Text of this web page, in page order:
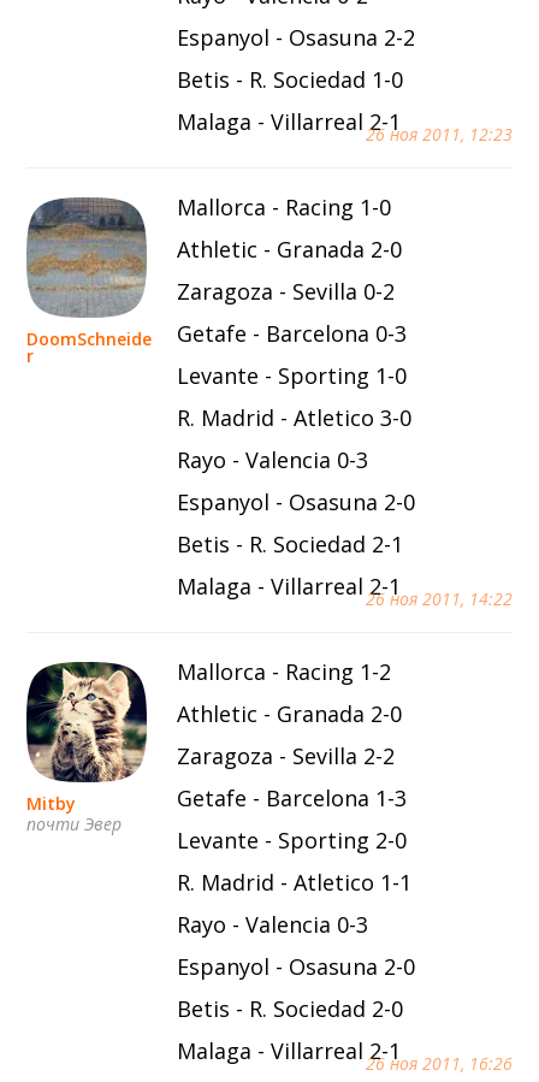
26 ноя 2011, 12:23
Espanyol - Osasuna 2-2
Betis - R. Sociedad 1-0
Malaga - Villarreal 2-1
DoomSchneide
r
26 ноя 2011, 14:22
Mallorca - Racing 1-0
Athletic - Granada 2-0
Zaragoza - Sevilla 0-2
Getafe - Barcelona 0-3
Levante - Sporting 1-0
R. Madrid - Atletico 3-0
Rayo - Valencia 0-3
Espanyol - Osasuna 2-0
Betis - R. Sociedad 2-1
Malaga - Villarreal 2-1
Mitby
почти Эвер
26 ноя 2011, 16:26
Mallorca - Racing 1-2
Athletic - Granada 2-0
Zaragoza - Sevilla 2-2
Getafe - Barcelona 1-3
Levante - Sporting 2-0
R. Madrid - Atletico 1-1
Rayo - Valencia 0-3
Espanyol - Osasuna 2-0
Betis - R. Sociedad 2-0
Malaga - Villarreal 2-1